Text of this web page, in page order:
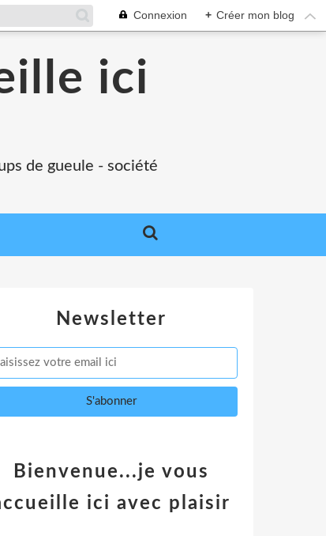
Connexion + Créer mon blog
ici
de gueule - société
Newsletter
Bienvenue...je vous
ici avec plaisir